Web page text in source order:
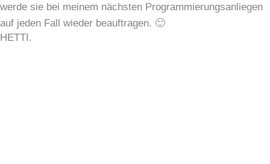
werde sie bei meinem nächsten Programmierungsanliegen
auf jeden Fall wieder beauftragen. 🙂
HETTI.